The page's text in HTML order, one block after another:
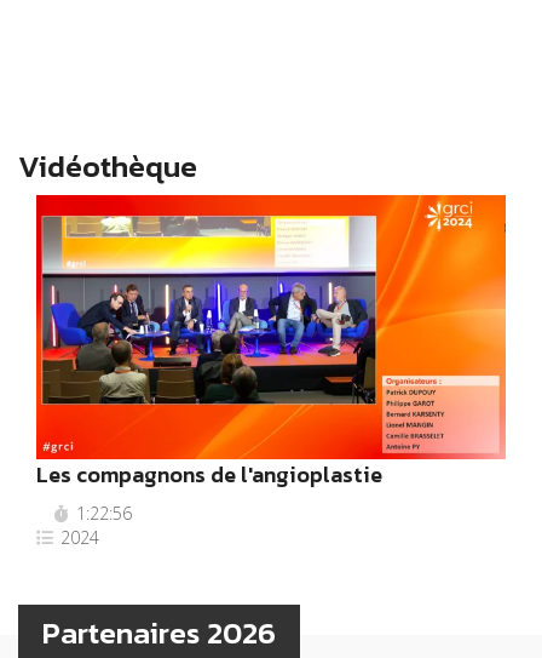
Vidéothèque
Les compagnons de l'angioplastie
1:22:56
2024
Partenaires 2026